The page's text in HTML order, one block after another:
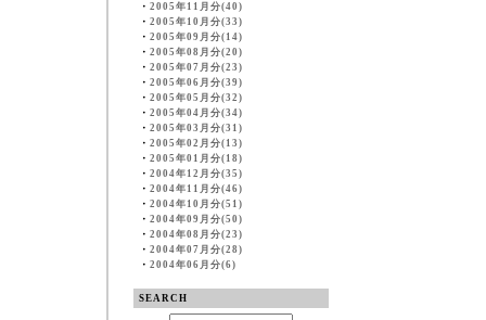
・ 2005年11月分(40)
・ 2005年10月分(33)
・ 2005年09月分(14)
・ 2005年08月分(20)
・ 2005年07月分(23)
・ 2005年06月分(39)
・ 2005年05月分(32)
・ 2005年04月分(34)
・ 2005年03月分(31)
・ 2005年02月分(13)
・ 2005年01月分(18)
・ 2004年12月分(35)
・ 2004年11月分(46)
・ 2004年10月分(51)
・ 2004年09月分(50)
・ 2004年08月分(23)
・ 2004年07月分(28)
・ 2004年06月分(6)
SEARCH